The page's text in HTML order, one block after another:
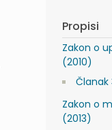
Propisi
Zakon o
(2010)
Članak
Zakon o
(2013)